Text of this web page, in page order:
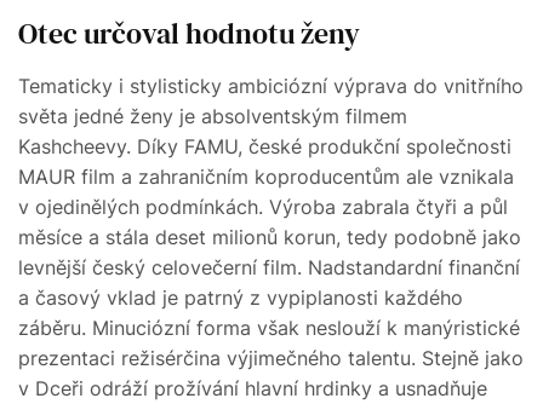
Otec určoval hodnotu ženy
Tematicky i stylisticky ambiciózní výprava do vnitřního
světa jedné ženy je absolventským filmem
Kashcheevy. Díky FAMU, české produkční společnosti
MAUR film a zahraničním koproducentům ale vznikala
v ojedinělých podmínkách. Výroba zabrala čtyři a půl
měsíce a stála deset milionů korun, tedy podobně jako
levnější český celovečerní film. Nadstandardní finanční
a časový vklad je patrný z vypiplanosti každého
záběru. Minuciózní forma však neslouží k manýristické
prezentaci režisérčina výjimečného talentu. Stejně jako
v Dceři odráží prožívání hlavní hrdinky a usnadňuje